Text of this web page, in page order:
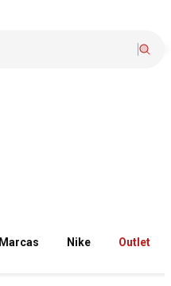
Marcas Nike Outlet